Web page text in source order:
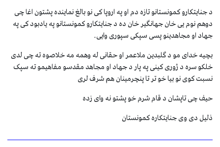
د جنایتکارو کمونستانو تازه دم او په اروپا کی نو بالغ نماینده پشتون اغا چی
دوهم نوم یی خان جهانگیر خان ده د جنایتکارو کمونستانو په یادبود کی په
جهاد او مجاهدینو پسی سپکی سپوری وایی.
بچیه خدای مو د گلبدین ملاعمر او حقانی له وهمه مه خلاصوه ته چی لدی
خلکو سره د ژوری کینی په پار د جهاد او مجاهد مقدسو مفاهیمو ته سپک
نسبت کوی نو بیا خو تر تا پنچرمینان هم شرف لری
حیف چی تاپشان د قام شرم خو پشتو نه وای زده
ذلیل دی وی جنایتکاره کمونستان